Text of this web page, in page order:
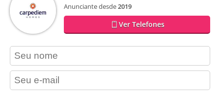
Anunciante desde2019
Ver Telefones
contact_name
contact_email